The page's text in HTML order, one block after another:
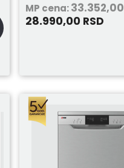
MP cena:33.352,00
28.990,00 RSD